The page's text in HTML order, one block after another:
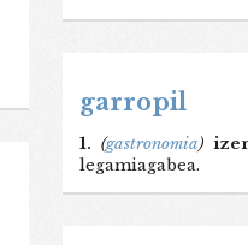
garropil
1. (gastronomia)
legamiagabea.